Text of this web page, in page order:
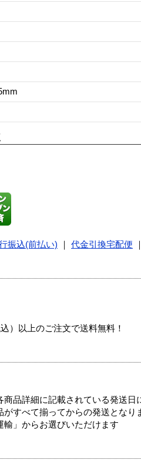
振込(前払い) 代金引換宅配便
）以上のご注文で送料無料！
品詳細に記載されている発送日
すべて揃ってからの発送となり
」からお選びいただけます